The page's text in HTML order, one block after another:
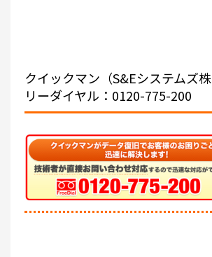
クイックマン（S&Eシステムズ株
リーダイヤル：0120-775-200